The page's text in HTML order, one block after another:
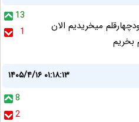
13
1
میخریدیم الان
۱۴۰۵/۴/۱۶ ۰۱:۱۸:۱۳
8
2